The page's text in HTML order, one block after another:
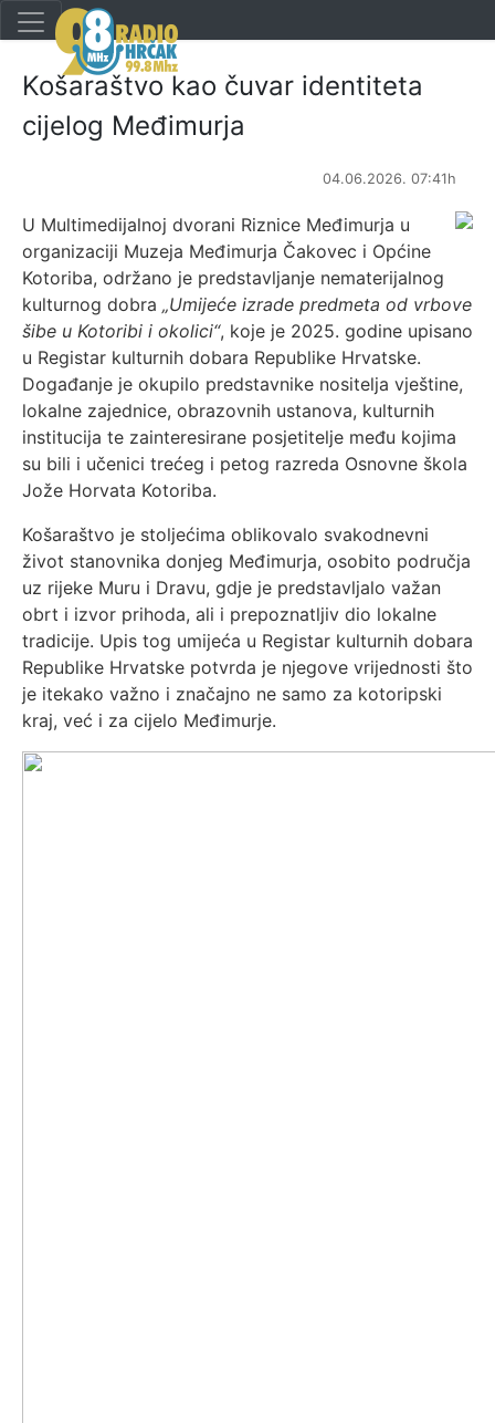
Košaraštvo kao čuvar identiteta
cijelog Međimurja
04.06.2026. 07:41h
U Multimedijalnoj dvorani Riznice Međimurja u
organizaciji Muzeja Međimurja Čakovec i Općine
Kotoriba, održano je predstavljanje nematerijalnog
kulturnog dobra „Umijeće izrade predmeta od vrbove
šibe u Kotoribi i okolici“, koje je 2025. godine upisano
u Registar kulturnih dobara Republike Hrvatske.
Događanje je okupilo predstavnike nositelja vještine,
lokalne zajednice, obrazovnih ustanova, kulturnih
institucija te zainteresirane posjetitelje među kojima
su bili i učenici trećeg i petog razreda Osnovne škola
Jože Horvata Kotoriba.
Košaraštvo je stoljećima oblikovalo svakodnevni
život stanovnika donjeg Međimurja, osobito područja
uz rijeke Muru i Dravu, gdje je predstavljalo važan
obrt i izvor prihoda, ali i prepoznatljiv dio lokalne
tradicije. Upis tog umijeća u Registar kulturnih dobara
Republike Hrvatske potvrda je njegove vrijednosti što
je itekako važno i značajno ne samo za kotoripski
kraj, već i za cijelo Međimurje.